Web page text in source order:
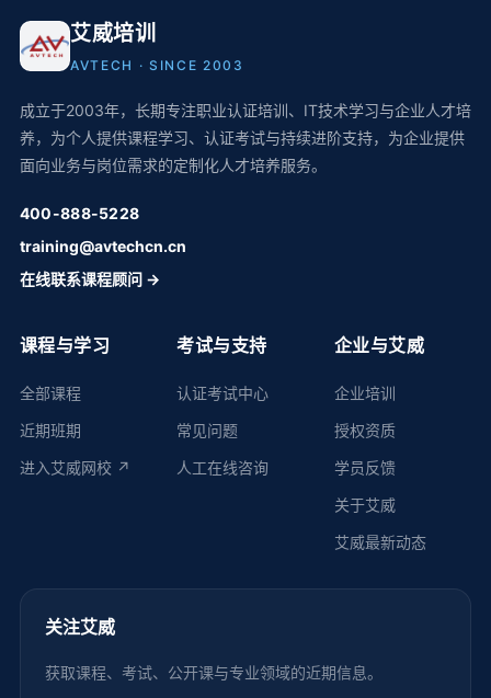
艾威培训
AVTECH · SINCE 2003
成立于2003年，长期专注职业认证培训、IT技术学习与企业人才培
养，为个人提供课程学习、认证考试与持续进阶支持，为企业提供
面向业务与岗位需求的定制化人才培养服务。
400-888-5228
training@avtechcn.cn
在线联系课程顾问 →
课程与学习
全部课程
近期班期
进入艾威网校 ↗
考试与支持
认证考试中心
常见问题
人工在线咨询
企业与艾威
企业培训
授权资质
学员反馈
关于艾威
艾威最新动态
关注艾威
获取课程、考试、公开课与专业领域的近期信息。